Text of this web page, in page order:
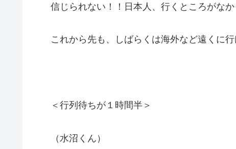
信じられない！！日本人、行くところがなか
これから先も、しばらくは海外など遠くに
＜行列待ちが１時間半＞
（水沼くん）